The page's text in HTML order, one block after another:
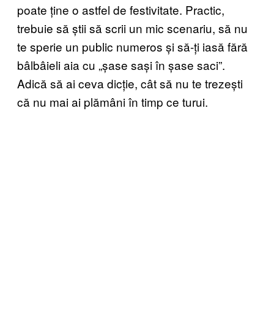
poate ține o astfel de festivitate. Practic,
trebuie să știi să scrii un mic scenariu, să nu
te sperie un public numeros și să-ți iasă fără
bâlbâieli aia cu „șase sași în șase saci”.
Adică să ai ceva dicție, cât să nu te trezești
că nu mai ai plămâni în timp ce turui.